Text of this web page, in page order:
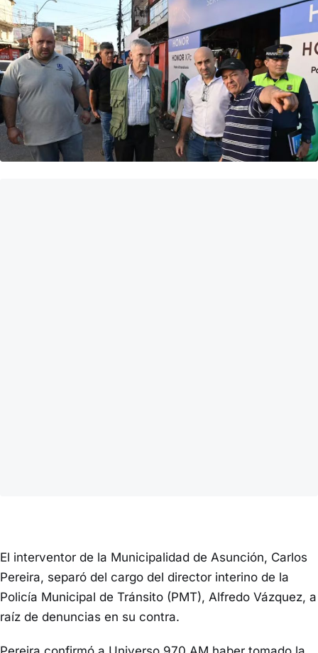
El interventor de la Municipalidad de Asunción, Carlos
Pereira, separó del cargo del director interino de la
Policía Municipal de Tránsito (PMT), Alfredo Vázquez, a
raíz de denuncias en su contra.